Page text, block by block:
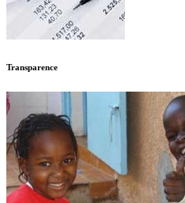
Transparence